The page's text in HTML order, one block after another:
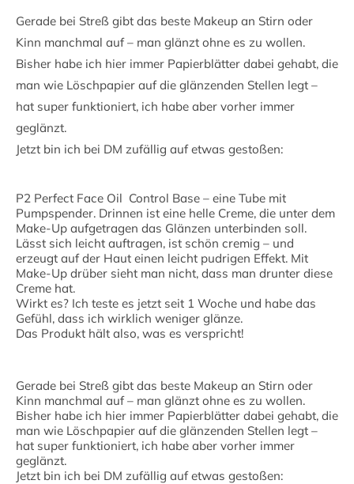
Gerade bei Streß gibt das beste Makeup an Stirn oder
Kinn manchmal auf – man glänzt ohne es zu wollen.
Bisher habe ich hier immer Papierblätter dabei gehabt, die
man wie Löschpapier auf die glänzenden Stellen legt –
hat super funktioniert, ich habe aber vorher immer
geglänzt.
Jetzt bin ich bei DM zufällig auf etwas gestoßen:
P2 Perfect Face Oil Control Base – eine Tube mit
Pumpspender. Drinnen ist eine helle Creme, die unter dem
Make-Up aufgetragen das Glänzen unterbinden soll.
Lässt sich leicht auftragen, ist schön cremig – und
erzeugt auf der Haut einen leicht pudrigen Effekt. Mit
Make-Up drüber sieht man nicht, dass man drunter diese
Creme hat.
Wirkt es? Ich teste es jetzt seit 1 Woche und habe das
Gefühl, dass ich wirklich weniger glänze.
Das Produkt hält also, was es verspricht!
Gerade bei Streß gibt das beste Makeup an Stirn oder
Kinn manchmal auf – man glänzt ohne es zu wollen.
Bisher habe ich hier immer Papierblätter dabei gehabt, die
man wie Löschpapier auf die glänzenden Stellen legt –
hat super funktioniert, ich habe aber vorher immer
geglänzt.
Jetzt bin ich bei DM zufällig auf etwas gestoßen: